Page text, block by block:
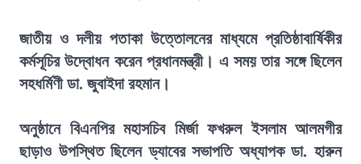
জাতীয় ও দলীয় পতাকা উত্তোলনের মাধ্যমে প্রতিষ্ঠাবার্ষিকীর
কর্মসূচির উদ্বোধন করেন প্রধানমন্ত্রী। এ সময় তার সঙ্গে ছিলেন
সহধর্মিণী ডা. জুবাইদা রহমান।
অনুষ্ঠানে বিএনপির মহাসচিব মির্জা ফখরুল ইসলাম আলমগীর
ছাড়াও উপস্থিত ছিলেন ড্যাবের সভাপতি অধ্যাপক ডা. হারুন